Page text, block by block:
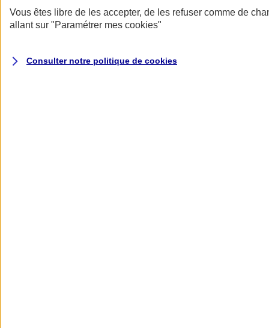
AXA Assurance
Vous êtes libre de les accepter, de les refuser comme de
allant sur "Paramétrer mes cookies"
Consulter notre politique de cookies